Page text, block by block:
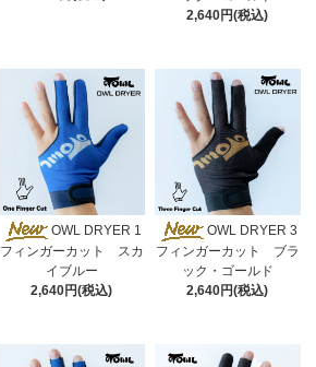
2,640円(税込)
OWL DRYER 1
フィンガーカット スカ
イブルー
2,640円(税込)
OWL DRYER 3
フィンガーカット ブラ
ック・ゴールド
2,640円(税込)